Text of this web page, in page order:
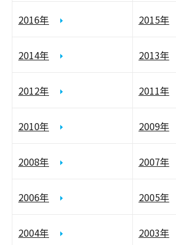
2016年 2015年
2014年 2013年
2012年 2011年
2010年 2009年
2008年 2007年
2006年 2005年
2004年 2003年